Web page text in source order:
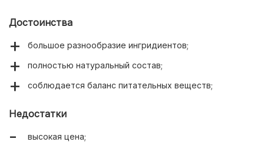
Достоинства
большое разнообразие ингридиентов;
полностью натуральный состав;
соблюдается баланс питательных веществ;
Недостатки
высокая цена;